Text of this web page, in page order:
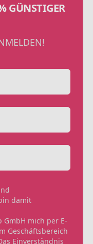
GÜNSTIGER
damit
GmbH mich per E-
Geschäftsbereich
Einverständnis